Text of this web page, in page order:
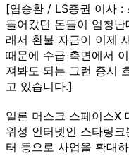
[염승환 / LS증권 이사 :
들어갔던 돈들이 엄청
래서 환불 자금이 이제
때문에 수급 측면에서
져봐도 되는 그런 증시
고 있습니다.]
일론 머스크 스페이스X
위성 인터넷인 스타링
터 등으로 사업을 확대